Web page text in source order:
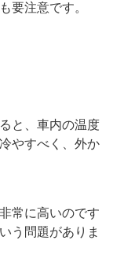
要注意です。
と、車内の温度
やすべく、外か
常に高いのです
う問題がありま